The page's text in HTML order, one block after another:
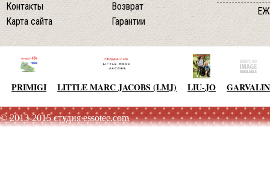
Контакты
Карта сайта
Возврат
Гарантии
PRIMIGI LITTLE MARC JACOBS (LMJ) LIU-JO GARVALIN
© 2013-2015 студия essotec.com